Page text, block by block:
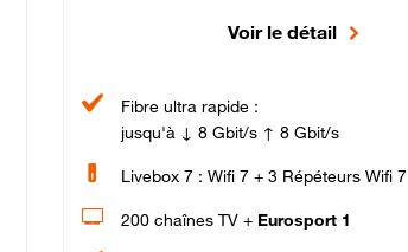
Voir le détail
Fibre ultra rapide :
jusqu'à ↓ 8 Gbit/s ↑ 8 Gbit/s
Livebox 7 : Wifi 7 + 3 Répéteurs Wifi 7
200 chaînes TV + Eurosport 1